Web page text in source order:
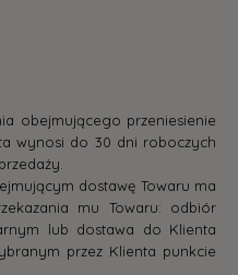
obejmującego przeniesienie
wynosi do 30 dni roboczych
dostawę Towaru ma
mu Towaru: odbiór
lub dostawa do Klienta
przez Klienta punkcie